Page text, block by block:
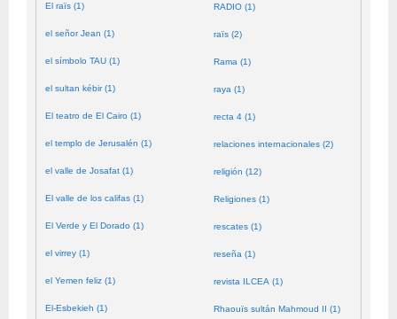
El raïs (1)
el señor Jean (1)
el símbolo TAU (1)
el sultan kébir (1)
El teatro de El Cairo (1)
el templo de Jerusalén (1)
el valle de Josafat (1)
El valle de los califas (1)
El Verde y El Dorado (1)
el virrey (1)
el Yemen feliz (1)
El-Esbekieh (1)
RADIO (1)
raïs (2)
Rama (1)
raya (1)
recta 4 (1)
relaciones internacionales (2)
religión (12)
Religiones (1)
rescates (1)
reseña (1)
revista ILCEA (1)
Rhaouïs sultán Mahmoud II (1)